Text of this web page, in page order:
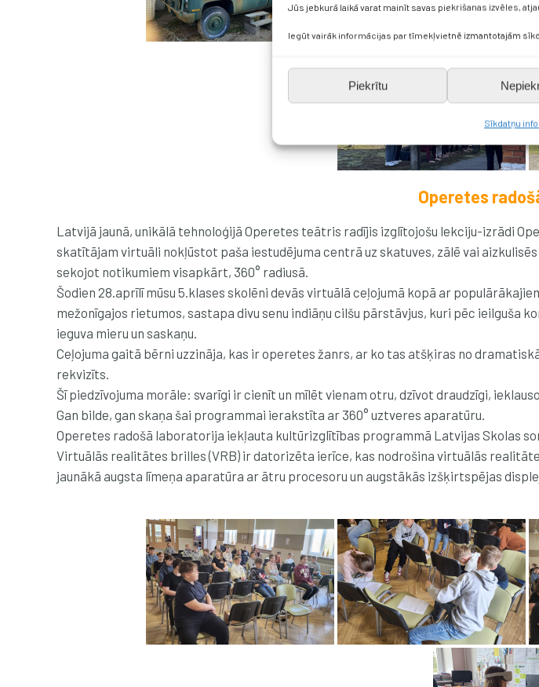
Jūs jebkurā laikā varat mainīt savas piekrišanas izvēles,
Iegūt vairāk informācijas par tīmekļvietnē izmantotajām
Piekrītu
Sīkdatņu
Operetes
Latvijā jaunā, unikālā tehnoloģijā Operetes teātris radījis izglītojošu lekciju-izrādi
skatītājam virtuāli nokļūstot paša iestudējuma centrā uz skatuves, zālē vai
sekojot notikumiem visapkārt, 360° radiusā.
Šodien 28.aprīlī mūsu 5.klases skolēni devās virtuālā ceļojumā kopā ar
mežonīgajos rietumos, sastapa divu senu indiāņu cilšu pārstāvjus, kuri pēc ieilguša
ieguva mieru un saskaņu.
Ceļojuma gaitā bērni uzzināja, kas ir operetes žanrs, ar ko tas atšķiras no
rekvizīts.
Šī piedzīvojuma morāle: svarīgi ir cienīt un mīlēt vienam otru, dzīvot draudzīgi,
​Gan bilde, gan skaņa šai programmai ierakstīta ar 360° uztveres aparatūru.
Operetes radošā laboratorija iekļauta kultūrizglītības programmā Latvijas Skolas
Virtuālās realitātes brilles (VRB) ir datorizēta ierīce, kas nodrošina virtuālās
jaunākā augsta līmeņa aparatūra ar ātru procesoru un augstākās izšķirtspējas